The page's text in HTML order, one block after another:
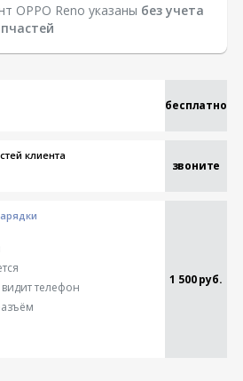
OPPO Reno указаны без учета
бесплатно
клиента
звоните
телефон
1 500 руб.